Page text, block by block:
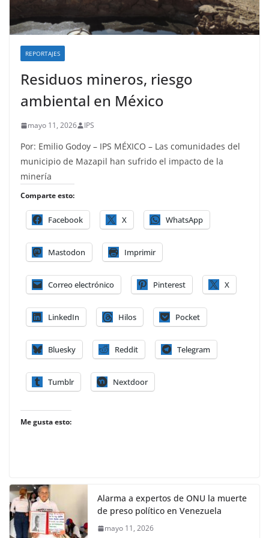
REPORTAJES
Residuos mineros, riesgo
ambiental en México
mayo 11, 2026 IPS
Por: Emilio Godoy – IPS MÉXICO – Las comunidades del
municipio de Mazapil han sufrido el impacto de la
minería
Comparte esto:
Facebook X WhatsApp
Mastodon Imprimir
Correo electrónico Pinterest X
LinkedIn Hilos Pocket
Bluesky Reddit Telegram
Tumblr Nextdoor
Me gusta esto:
Alarma a expertos de ONU la muerte
de preso político en Venezuela
mayo 11, 2026